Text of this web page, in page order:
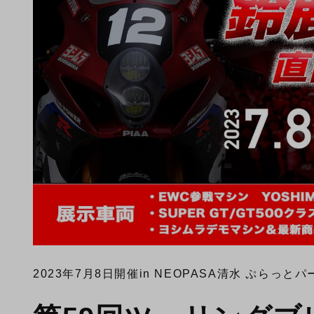
2023年7月8日開催 in NEOPASA清水 ぷらっとパ